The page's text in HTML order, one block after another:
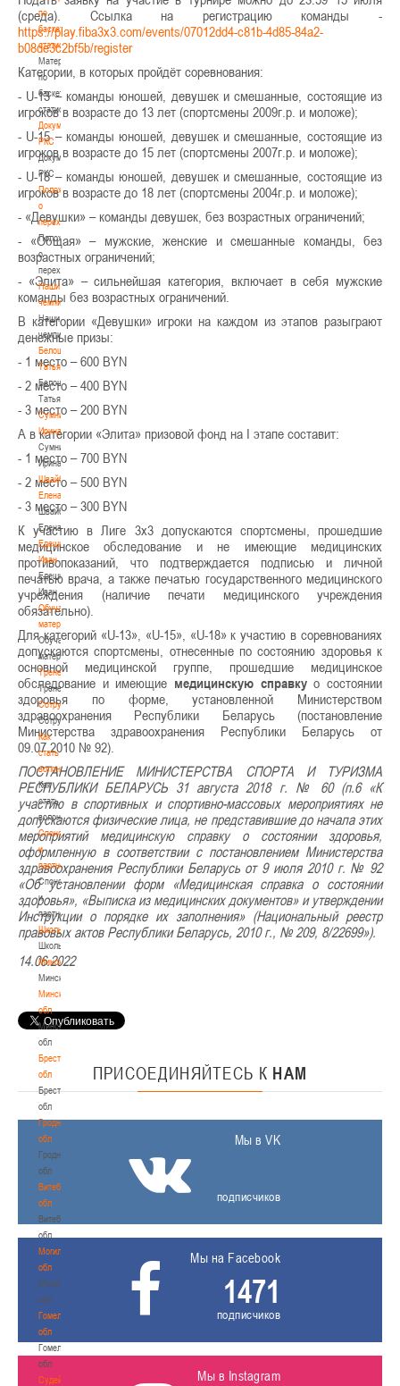
по
баскетбольной
статистике
Материалы
по
баскетбольной
статистике
Документы
РКС
Документы
РКС
Положение
о
переходах
Положение
о
переходах
Наши
чемпионы
Наши
чемпионы
Белошапко
Татьяна
Белошапко
Татьяна
Сумникова
Ирина
Сумникова
Ирина
Швайбович
Елена
Швайбович
Елена
Едешко
Иван
Едешко
Иван
Обучающие
материалы
Обучающие
материалы
Тренерам
Тренерам
Сотрудничество
Сотрудничество
Как
стать
волонтером
Как
стать
волонтером
Спонсоры
и
партнеры
Спонсоры
и
партнеры
Школы
Школы
Минск
Минск
Минская
обл
Минская
обл
Брестская
обл
Брестская
обл
Гродненская
обл
Гродненская
обл
Витебская
обл
Витебская
обл
Могилевская
обл
Могилевская
обл
Гомельская
обл
Гомельская
обл
Судейство
(среда). Ссылка на регистрацию команды -
https://play.fiba3x3.com/events/07012dd4-c81b-4d85-84a2-
b08de3c2bf5b/register
Категории, в которых пройдёт соревнования:
- U-13 – команды юношей, девушек и смешанные, состоящие из
игроков в возрасте до 13 лет (спортсмены 2009г.р. и моложе);
- U-15 – команды юношей, девушек и смешанные, состоящие из
игроков в возрасте до 15 лет (спортсмены 2007г.р. и моложе);
- U-18 – команды юношей, девушек и смешанные, состоящие из
игроков в возрасте до 18 лет (спортсмены 2004г.р. и моложе);
- «Девушки» – команды девушек, без возрастных ограничений;
- «Общая» – мужские, женские и смешанные команды, без
возрастных ограничений;
- «Элита» – сильнейшая категория, включает в себя мужские
команды без возрастных ограничений.
В категории «Девушки» игроки на каждом из этапов разыграют
денежные призы:
- 1 место – 600 BYN
- 2 место – 400 BYN
- 3 место – 200 BYN
А в категории «Элита» призовой фонд на I этапе составит:
- 1 место – 700 BYN
- 2 место – 500 BYN
- 3 место – 300 BYN
К участию в Лиге 3х3 допускаются спортсмены, прошедшие
медицинское обследование и не имеющие медицинских
противопоказаний, что подтверждается подписью и личной
печатью врача, а также печатью государственного медицинского
учреждения (наличие печати медицинского учреждения
обязательно).
Для категорий «U-13», «U-15», «U-18» к участию в соревнованиях
допускаются спортсмены, отнесенные по состоянию здоровья к
основной медицинской группе, прошедшие медицинское
обследование и имеющие медицинскую справкуо состоянии
здоровья по форме, установленной Министерством
здравоохранения Республики Беларусь (постановление
Министерства здравоохранения Республики Беларусь от
09.07.2010 № 92).
ПОСТАНОВЛЕНИЕ МИНИСТЕРСТВА СПОРТА И ТУРИЗМА
РЕСПУБЛИКИ БЕЛАРУСЬ 31 августа 2018 г. № 60 (п.6 «К
участию в спортивных и спортивно-массовых мероприятиях не
допускаются физические лица, не представившие до начала этих
мероприятий медицинскую справку о состоянии здоровья,
оформленную в соответствии с постановлением Министерства
здравоохранения Республики Беларусь от 9 июля 2010 г. № 92
«Об установлении форм «Медицинская справка о состоянии
здоровья», «Выписка из медицинских документов» и утверждении
Инструкции о порядке их заполнения» (Национальный реестр
правовых актов Республики Беларусь, 2010 г., № 209, 8/22699»).
14.06.2022
ПРИСОЕДИНЯЙТЕСЬ К НАМ
Мы в VK
подписчиков
Мы на Facebook
1471
подписчиков
Мы в Instagram